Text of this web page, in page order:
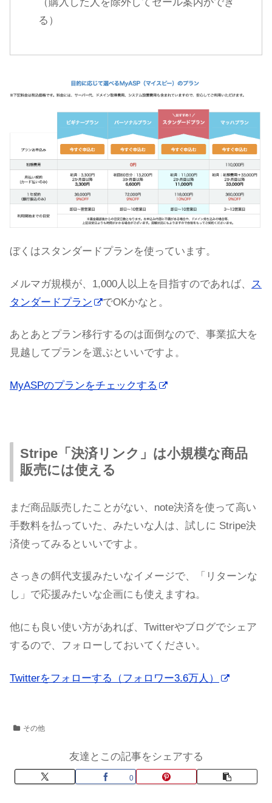
（購入した人を除外してセール案内ができ
る）
ぼくはスタンダードプランを使っています。
メルマガ規模が、1,000人以上を目指すのであれば、
ス
タンダードプラン
でOKかなと。
あとあとプラン移行するのは面倒なので、事業拡大を
見越してプランを選ぶといいですよ。
MyASPのプランをチェックする
Stripe「決済リンク」は小規模な商品
販売には使える
まだ商品販売したことがない、note決済を使って高い
手数料を払っていた、みたいな人は、試しに Stripe決
済使ってみるといいですよ。
さっきの餌代支援みたいなイメージで、「リターンな
し」で応援みたいな企画にも使えますね。
他にも良い使い方があれば、Twitterやブログでシェア
するので、フォローしておいてください。
Twitterをフォローする（フォロワー3.6万人）
その他
友達とこの記事をシェアする
0